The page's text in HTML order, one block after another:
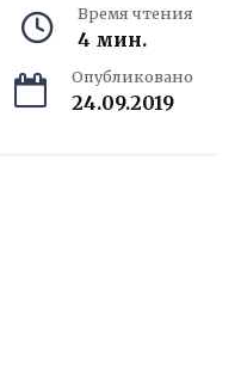
Время чтения
4 мин.
Опубликовано
24.09.2019